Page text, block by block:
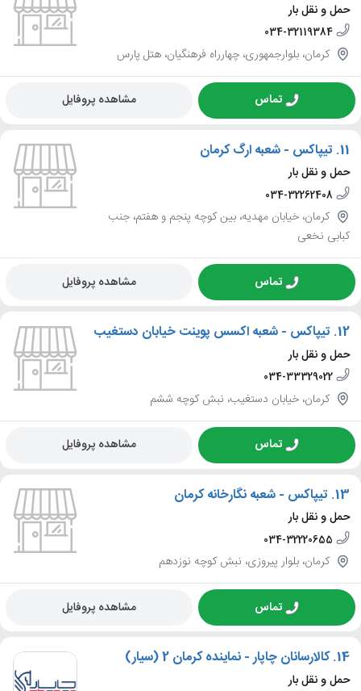
حمل و نقل بار
034-32119384
کرمان، بلوارجمهوری، چهارراه فرهنگیان، هتل پارس
تماس مشاهده پروفایل
11. تیپاکس - شعبه ارگ کرمان
حمل و نقل بار
034-32262408
کرمان، خیابان مهدیه، بین کوچه پنجم و هفتم، جنب
کبابی نخعی
تماس مشاهده پروفایل
12. تیپاکس - شعبه اکسس پوینت خیابان دستغیب
حمل و نقل بار
034-33329022
کرمان، خیابان دستغیب، نبش کوچه ششم
تماس مشاهده پروفایل
13. تیپاکس - شعبه نگارخانه کرمان
حمل و نقل بار
034-32220655
کرمان، بلوار پیروزی، نبش کوچه نوزدهم
تماس مشاهده پروفایل
14. کالارسانان چاپار - نماینده کرمان 2 (سیار)
حمل و نقل بار